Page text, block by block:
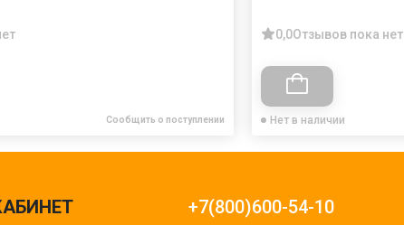
Сообщить о поступлении
0,0Отзывов пока нет
Нет в наличии
+7(800)600-54-10